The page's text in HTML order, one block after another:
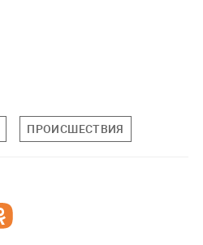
ПРОИСШЕСТВИЯ